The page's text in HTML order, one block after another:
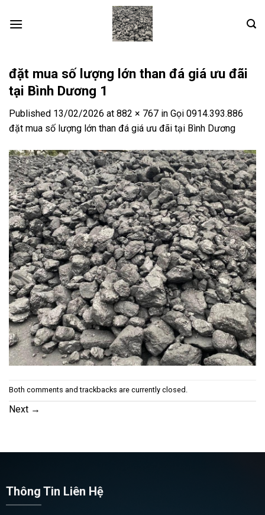
đặt mua số lượng lớn than đá giá ưu đãi
tại Bình Dương 1
Published 13/02/2026 at 882 × 767 in Gọi 0914.393.886
đặt mua số lượng lớn than đá giá ưu đãi tại Bình Dương
Both comments and trackbacks are currently closed.
Next →
Thông Tin Liên Hệ